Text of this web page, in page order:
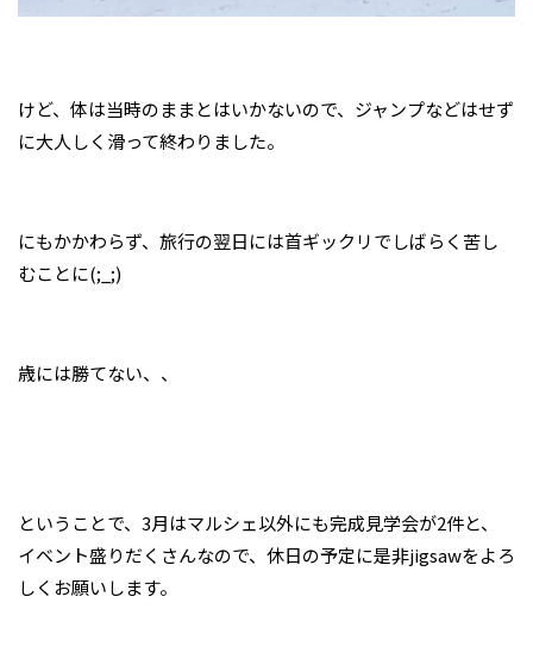
けど、体は当時のままとはいかないので、ジャンプなどはせず
に大人しく滑って終わりました。
にもかかわらず、旅行の翌日には首ギックリでしばらく苦し
むことに(;_;)
歳には勝てない、、
ということで、3月はマルシェ以外にも完成見学会が2件と、
イベント盛りだくさんなので、休日の予定に是非jigsawをよろ
しくお願いします。